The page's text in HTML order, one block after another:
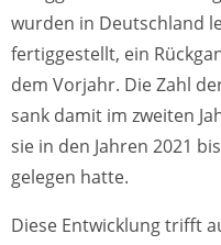
wurden in Deutschland
fertiggestellt, ein
dem Vorjahr. Die Zahl
sank damit im zweiten
sie in den Jahren 2021
gelegen hatte.
Diese Entwicklung trifft